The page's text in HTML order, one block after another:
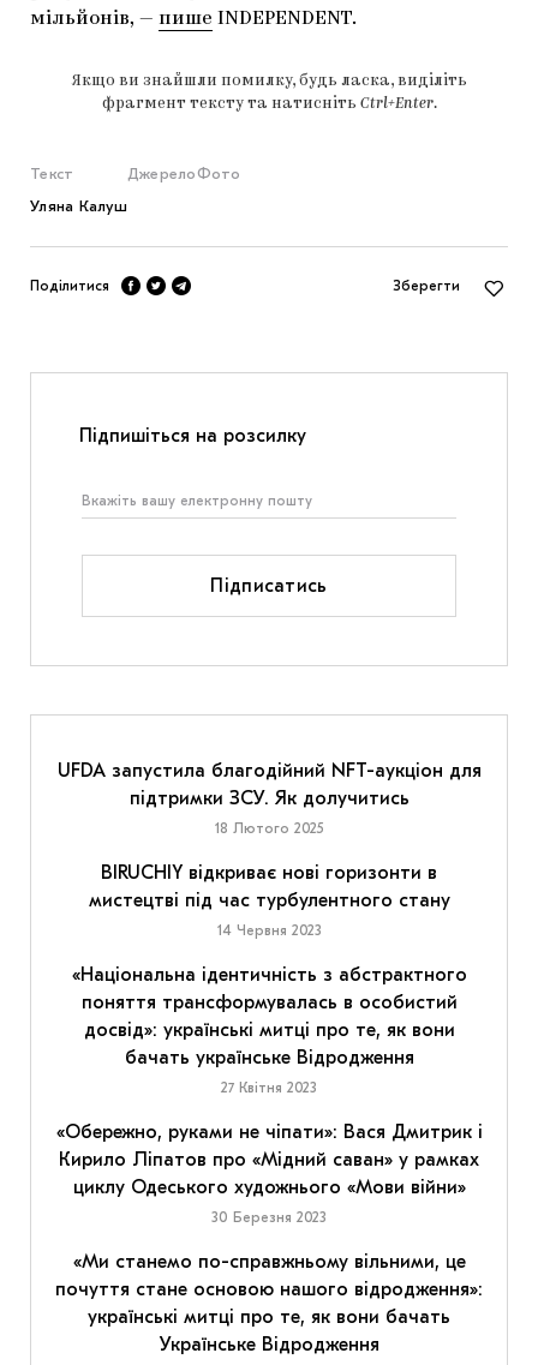
мільйонів, — пише INDEPENDENT.
Якщо ви знайшли помилку, будь ласка, виділіть
фрагмент тексту та натисніть Ctrl+Enter.
Текст
Уляна Калуш
Джерело Фото
Поділитися Зберегти
Підпишіться на розсилку
Підписатись
UFDA запустила благодійний NFT-аукціон для
підтримки ЗСУ. Як долучитись
18 Лютого 2025
BIRUCHIY відкриває нові горизонти в
мистецтві під час турбулентного стану
14 Червня 2023
«Національна ідентичність з абстрактного
поняття трансформувалась в особистий
досвід»: українські митці про те, як вони
бачать українське Відродження
27 Квітня 2023
«Обережно, руками не чіпати»: Вася Дмитрик і
Кирило Ліпатов про «Мідний саван» у рамках
циклу Одеського художнього «Мови війни»
30 Березня 2023
«Ми станемо по-справжньому вільними, це
почуття стане основою нашого відродження»:
українські митці про те, як вони бачать
Українське Відродження